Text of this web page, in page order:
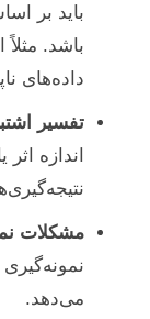
باید بر
باشد. مثلاً
داده‌های
تفسیر
اندازه
مشکلات
می‌دهد.